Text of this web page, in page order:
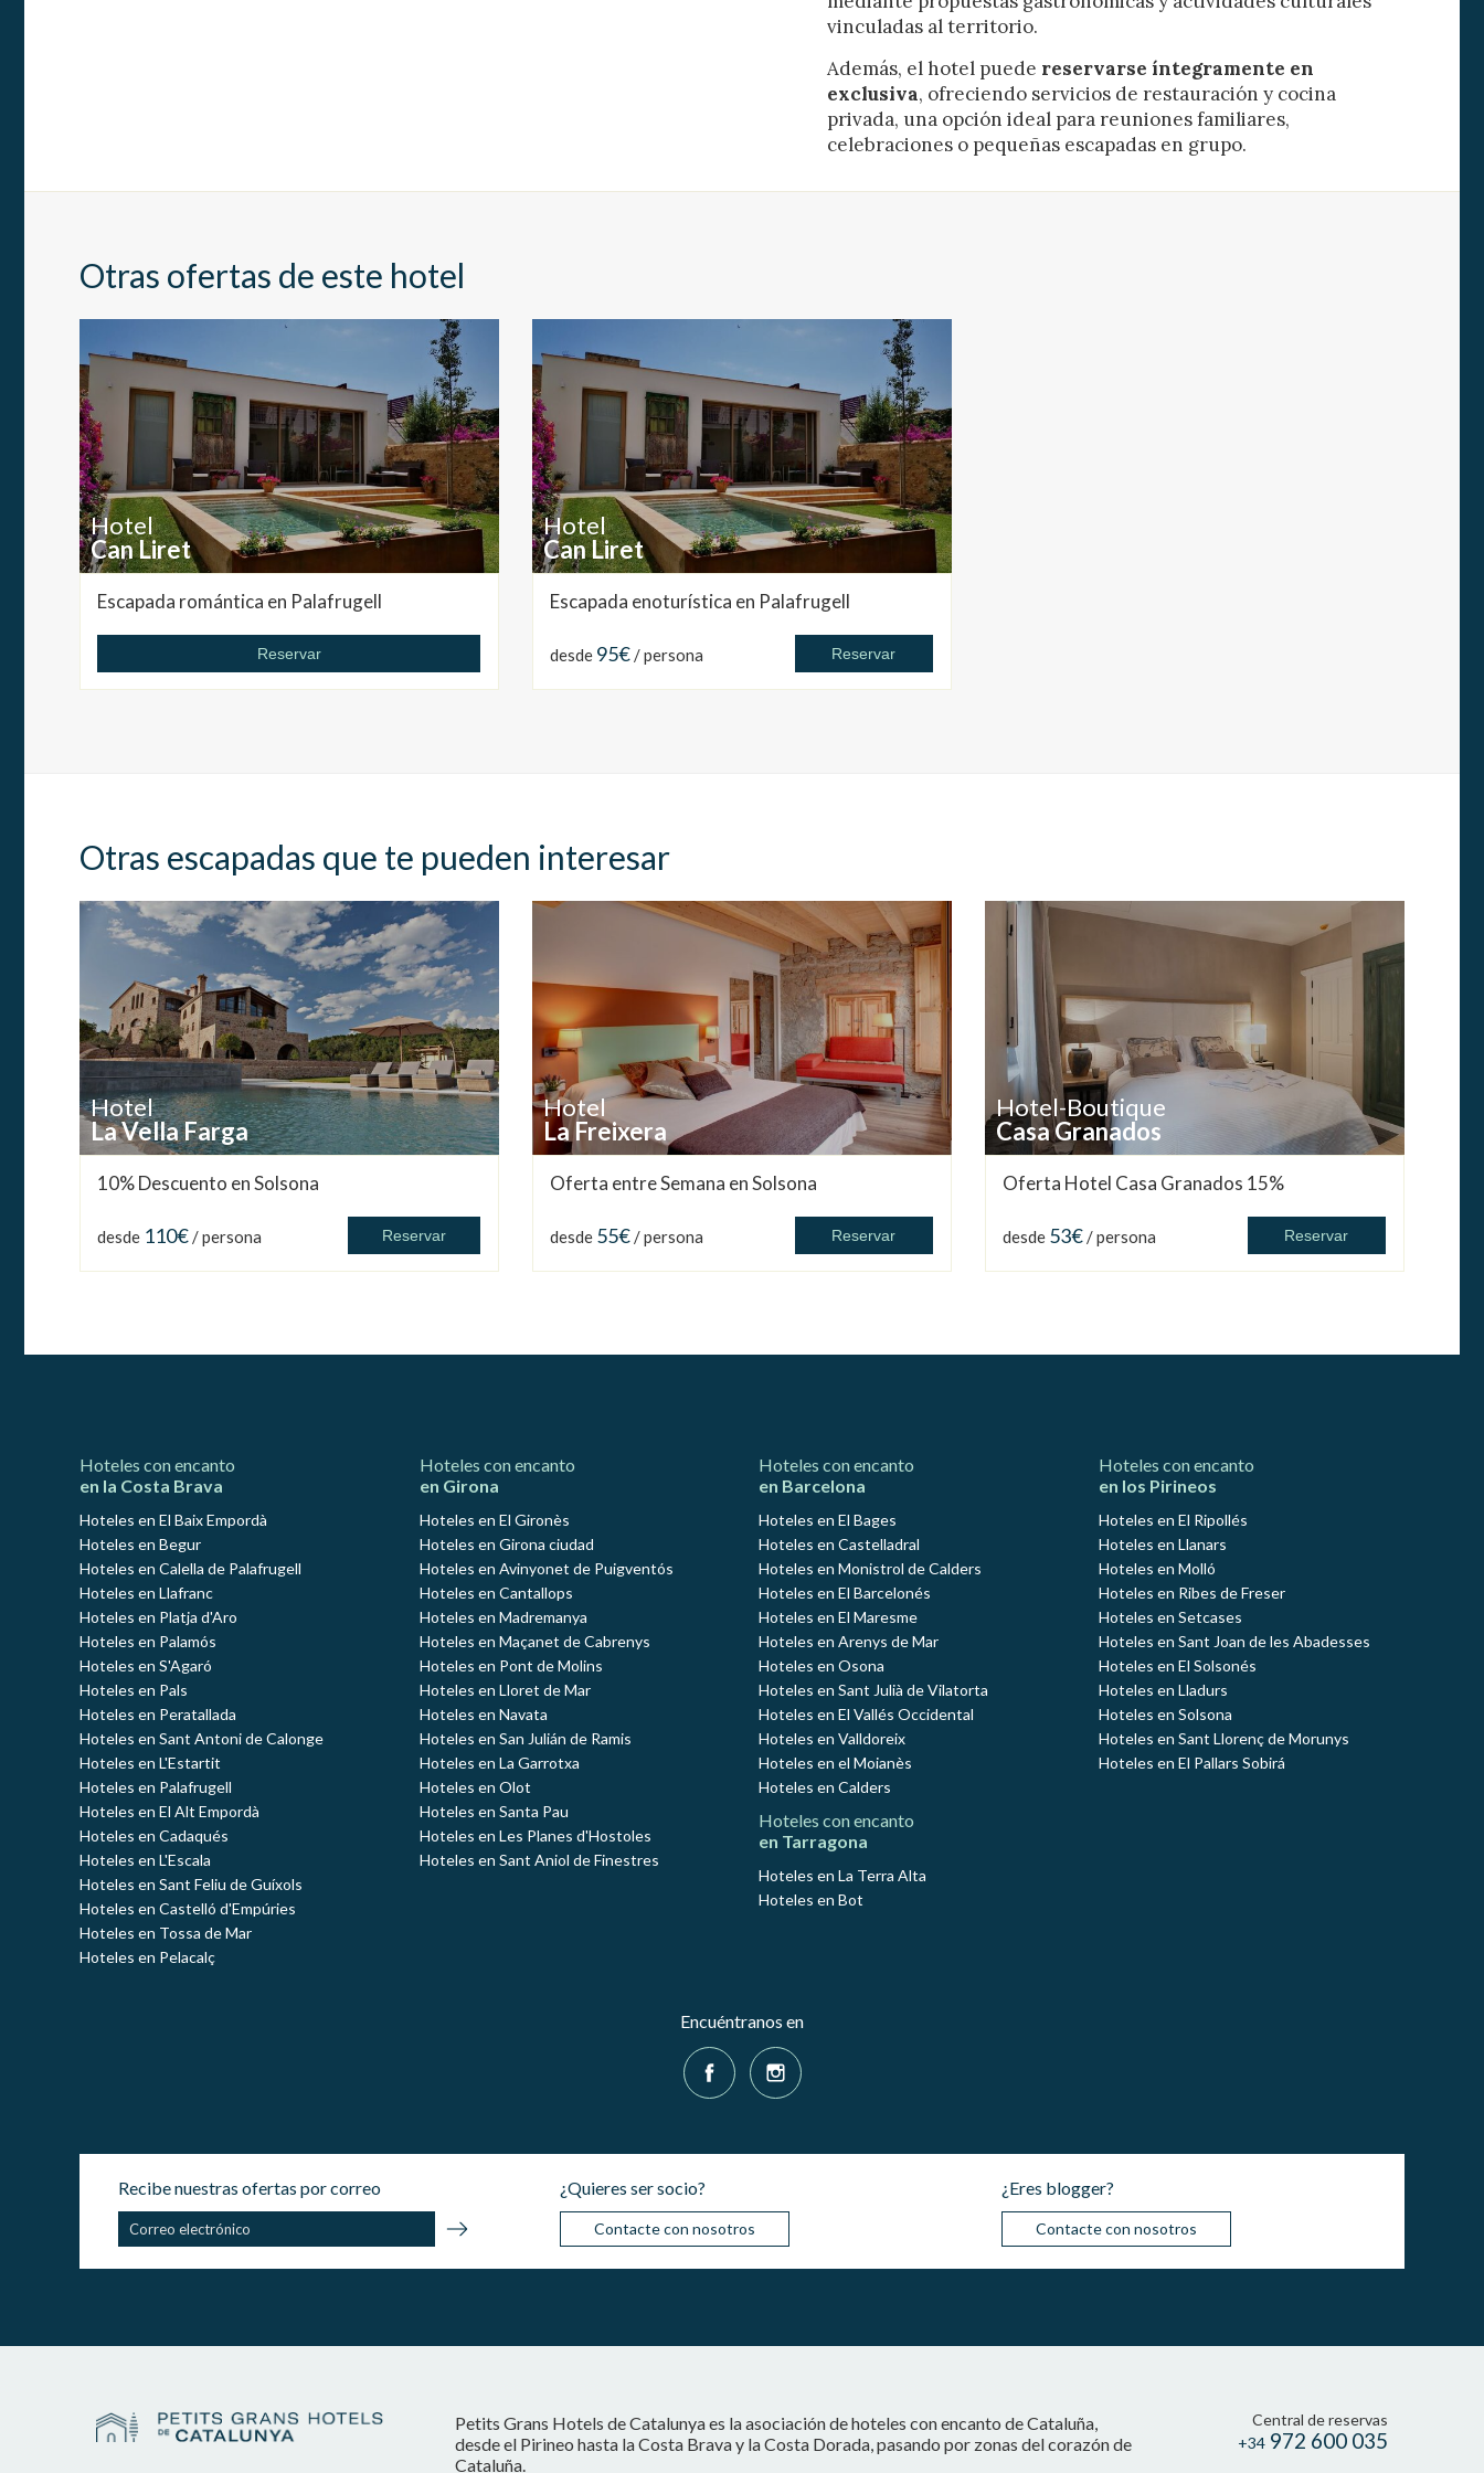
vinculadas al territorio.
Además, el hotel puede reservarse íntegramente en
exclusiva, ofreciendo servicios de restauración y cocina
privada, una opción ideal para reuniones familiares,
celebraciones o pequeñas escapadas en grupo.
Otras ofertas de este hotel
Hotel
Can Liret
Escapada romántica en Palafrugell
Reservar
Hotel
Can Liret
Escapada enoturística en Palafrugell
desde 95€/ persona Reservar
Otras escapadas que te pueden interesar
Hotel
La Vella Farga
10% Descuento en Solsona
desde 110€/ persona Reservar
Hotel
La Freixera
Oferta entre Semana en Solsona
desde 55€/ persona Reservar
Hotel-Boutique
Casa Granados
Oferta Hotel Casa Granados 15%
desde 53€/ persona Reservar
Hoteles con encanto
en la Costa Brava
Hoteles en El Baix Empordà
Hoteles en Begur
Hoteles en Calella de Palafrugell
Hoteles en Llafranc
Hoteles en Platja d'Aro
Hoteles en Palamós
Hoteles en S'Agaró
Hoteles en Pals
Hoteles en Peratallada
Hoteles en Sant Antoni de Calonge
Hoteles en L'Estartit
Hoteles en Palafrugell
Hoteles en El Alt Empordà
Hoteles en Cadaqués
Hoteles en L'Escala
Hoteles en Sant Feliu de Guíxols
Hoteles en Castelló d'Empúries
Hoteles en Tossa de Mar
Hoteles en Pelacalç
Hoteles con encanto
en Girona
Hoteles en El Gironès
Hoteles en Girona ciudad
Hoteles en Avinyonet de Puigventós
Hoteles en Cantallops
Hoteles en Madremanya
Hoteles en Maçanet de Cabrenys
Hoteles en Pont de Molins
Hoteles en Lloret de Mar
Hoteles en Navata
Hoteles en San Julián de Ramis
Hoteles en La Garrotxa
Hoteles en Olot
Hoteles en Santa Pau
Hoteles en Les Planes d'Hostoles
Hoteles en Sant Aniol de Finestres
Hoteles con encanto
en Barcelona
Hoteles en El Bages
Hoteles en Castelladral
Hoteles en Monistrol de Calders
Hoteles en El Barcelonés
Hoteles en El Maresme
Hoteles en Arenys de Mar
Hoteles en Osona
Hoteles en Sant Julià de Vilatorta
Hoteles en El Vallés Occidental
Hoteles en Valldoreix
Hoteles en el Moianès
Hoteles en Calders
Hoteles con encanto
en Tarragona
Hoteles en La Terra Alta
Hoteles en Bot
Hoteles con encanto
en los Pirineos
Hoteles en El Ripollés
Hoteles en Llanars
Hoteles en Molló
Hoteles en Ribes de Freser
Hoteles en Setcases
Hoteles en Sant Joan de les Abadesses
Hoteles en El Solsonés
Hoteles en Lladurs
Hoteles en Solsona
Hoteles en Sant Llorenç de Morunys
Hoteles en El Pallars Sobirá
Encuéntranos en
Recibe nuestras ofertas por correo ¿Quieres ser socio?
Contacte con nosotros
¿Eres blogger?
Contacte con nosotros
Petits Grans Hotels de Catalunya es la asociación de hoteles con encanto de Cataluña,
desde el Pirineo hasta la Costa Brava y la Costa Dorada, pasando por zonas del corazón de
Cataluña.
Central de reservas
+34 972 600 035